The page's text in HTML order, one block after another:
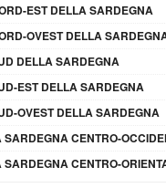
EST DELLA SARDEGNA
OVEST DELLA
DELLA SARDEGNA
EST DELLA SARDEGNA
OVEST DELLA SARDEGNA
SARDEGNA CENTRO-
CENTRO-